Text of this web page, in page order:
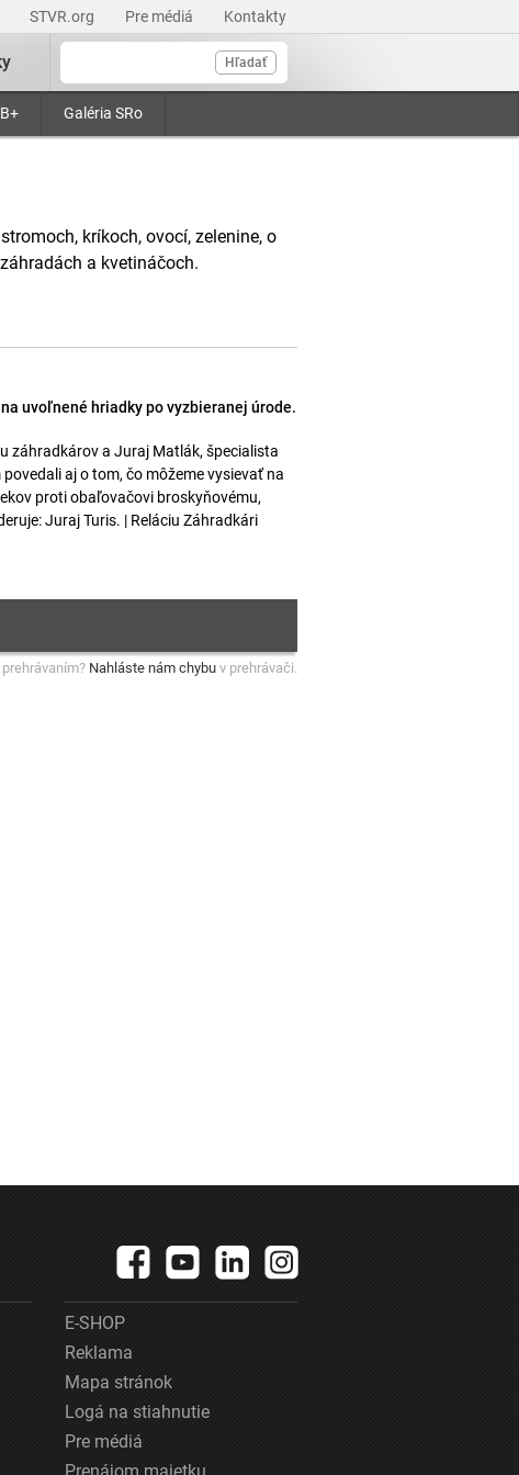
STVR.org Pre médiá Kontakty
Hľadať
Galéria SRo
kríkoch, ovocí, zelenine, o
a kvetináčoch.
uvoľnené hriadky po vyzbieranej úrode.
záhradkárov a Juraj Matlák, špecialista
aj o tom, čo môžeme vysievať na
proti obaľovačovi broskyňovému,
Juraj Turis. | Reláciu Záhradkári
Nahláste nám chybu v prehrávači.
E-SHOP
Reklama
Mapa stránok
Logá na stiahnutie
Pre médiá